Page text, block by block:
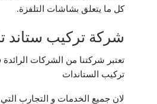
كل ما يتعلق بشاشات التلفزة.
شركة تركيب ستاند
تعتبر شركتنا من الشركات
تركيب الستاندات
لان جميع الخدمات و التجارب